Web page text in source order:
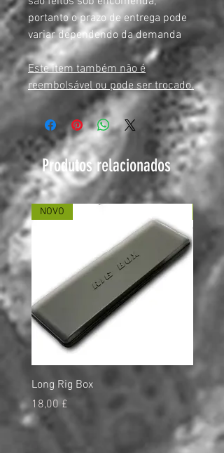
portanto o prazo de entrega pode
variar dependendo da demanda
Este item também não é
reembolsável ou pode ser trocado.
Produtos relacionados
NOVO
Long Rig Box
Preço
18,00 £
NOVO